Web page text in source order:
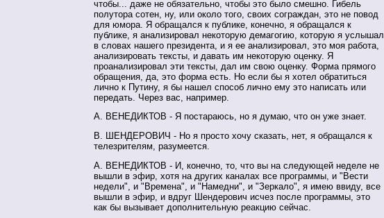
чтобы... даже не обязательно, чтобы это было смешно. Гибель
полутора сотен, ну, или около того, своих сограждан, это не повод
для юмора. Я обращался к публике, конечно, я обращался к
публике, я анализировал некоторую демагогию, которую я услышал
в словах нашего президента, и я ее анализировал, это моя работа,
анализировать тексты, и давать им некоторую оценку. Я
проанализировал эти тексты, дал им свою оценку. Форма прямого
обращения, да, это форма есть. Но если бы я хотел обратиться
лично к Путину, я бы нашел способ лично ему это написать или
передать. Через вас, например.
А. ВЕНЕДИКТОВ - Я постараюсь, но я думаю, что он уже знает.
В. ШЕНДЕРОВИЧ - Но я просто хочу сказать, нет, я обращался к
телезрителям, разумеется.
А. ВЕНЕДИКТОВ - И, конечно, то, что вы на следующей неделе не
вышли в эфир, хотя на других каналах все программы, и "Вести
недели", и "Времена", и "Намедни", и "Зеркало", я имею ввиду, все
вышли в эфир, и вдруг Шендерович исчез после программы, это
как бы вызывает дополнительную реакцию сейчас.